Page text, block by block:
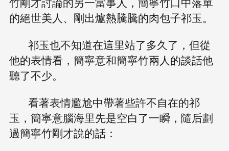
的絕世美人、剛出爐熱騰騰的肉包子祁玉。
祁玉也不知道在這里站了多久了，但從
他的表情看，簡寧意和簡寧竹兩人的談話他
聽了不少。
看著表情尷尬中帶著些許不自在的祁
玉，簡寧意腦海里先是空白了一瞬，隨后劃
過簡寧竹剛才說的話：